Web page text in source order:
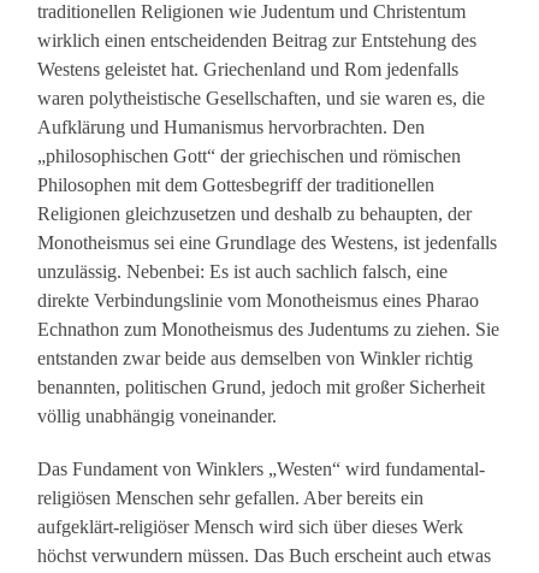
traditionellen Religionen wie Judentum und Christentum
wirklich einen entscheidenden Beitrag zur Entstehung des
Westens geleistet hat. Griechenland und Rom jedenfalls
waren polytheistische Gesellschaften, und sie waren es, die
Aufklärung und Humanismus hervorbrachten. Den
„philosophischen Gott“ der griechischen und römischen
Philosophen mit dem Gottesbegriff der traditionellen
Religionen gleichzusetzen und deshalb zu behaupten, der
Monotheismus sei eine Grundlage des Westens, ist jedenfalls
unzulässig. Nebenbei: Es ist auch sachlich falsch, eine
direkte Verbindungslinie vom Monotheismus eines Pharao
Echnathon zum Monotheismus des Judentums zu ziehen. Sie
entstanden zwar beide aus demselben von Winkler richtig
benannten, politischen Grund, jedoch mit großer Sicherheit
völlig unabhängig voneinander.
Das Fundament von Winklers „Westen“ wird fundamental-
religiösen Menschen sehr gefallen. Aber bereits ein
aufgeklärt-religiöser Mensch wird sich über dieses Werk
höchst verwundern müssen. Das Buch erscheint auch etwas